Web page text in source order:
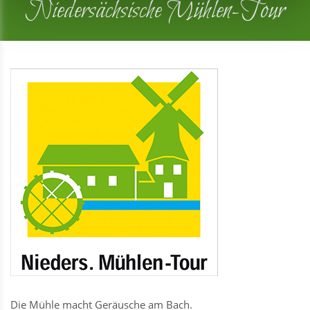
Niedersächsische Mühlen-Tour
Die Mühle macht Geräusche am Bach.